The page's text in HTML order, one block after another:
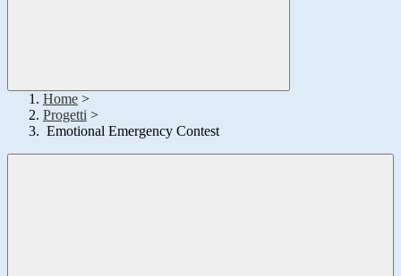
Home >
Progetti >
Emotional Emergency Contest